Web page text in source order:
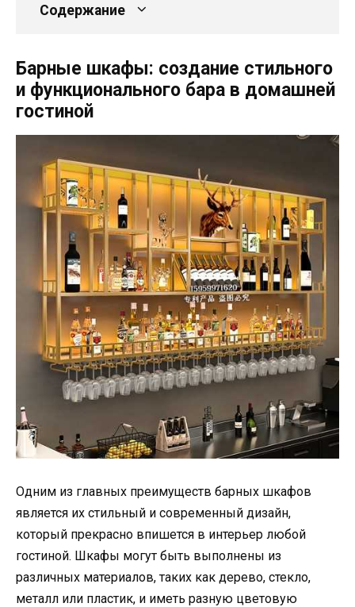
Содержание
Барные шкафы: создание стильного
и функционального бара в домашней
гостиной
Одним из главных преимуществ барных шкафов
является их стильный и современный дизайн,
который прекрасно впишется в интерьер любой
гостиной. Шкафы могут быть выполнены из
различных материалов, таких как дерево, стекло,
металл или пластик, и иметь разную цветовую